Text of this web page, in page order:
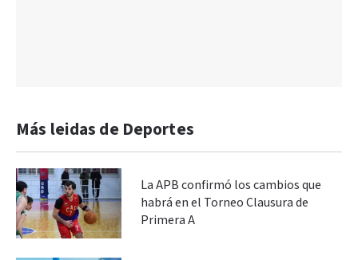
Más leidas de Deportes
La APB confirmó los cambios que
habrá en el Torneo Clausura de
Primera A